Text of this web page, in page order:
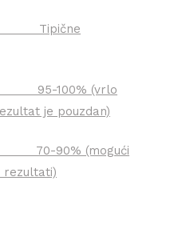
Tipične
100% (vrlo
je pouzdan)
90% (mogući
rezultati)